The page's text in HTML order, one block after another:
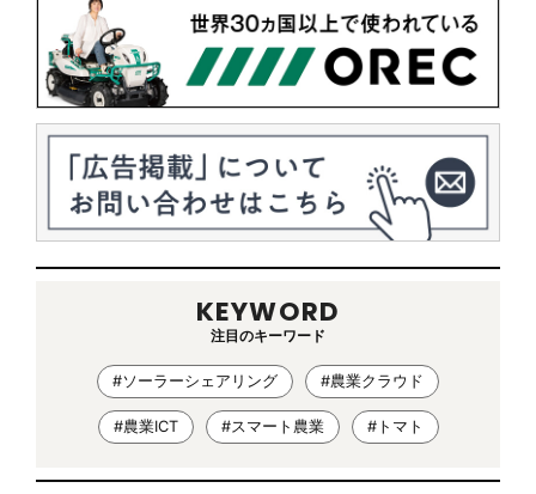
KEYWORD
注目のキーワード
#ソーラーシェアリング #農業クラウド
#農業ICT #スマート農業 #トマト